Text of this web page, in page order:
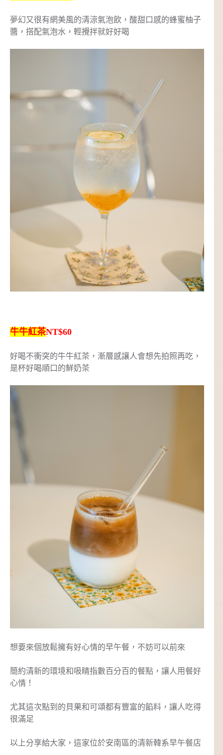
夢幻又很有網美風的清涼氣泡飲，酸甜口感的蜂蜜柚子
醬，搭配氣泡水，輕攪拌就好好喝
牛牛紅茶NT$60
好喝不衝突的牛牛紅茶，漸層感讓人會想先拍照再吃，
是杯好喝順口的鮮奶茶
想要來個放鬆擁有好心情的早午餐，不妨可以前來
簡約清新的環境和吸睛指數百分百的餐點，讓人用餐好
心情！
尤其這次點到的貝果和可頌都有豐富的餡料，讓人吃得
很滿足
以上分享給大家，這家位於安南區的清新韓系早午餐店